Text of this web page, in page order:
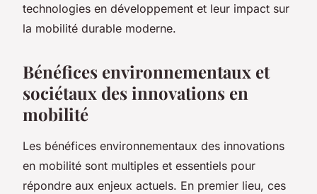
technologies en développement et leur impact sur
la mobilité durable moderne.
Bénéfices environnementaux et
sociétaux des innovations en
mobilité
Les bénéfices environnementaux des innovations
en mobilité sont multiples et essentiels pour
répondre aux enjeux actuels. En premier lieu, ces